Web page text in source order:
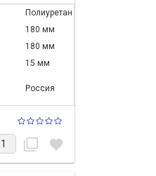
Полиуретан
180 мм
180 мм
15 мм
Россия
filter_none favorite